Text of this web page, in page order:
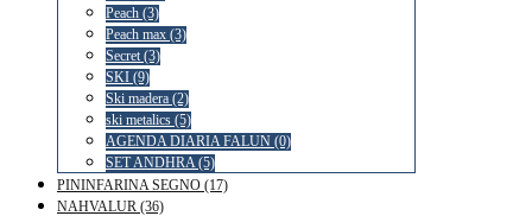
Peach (3)
Peach max (3)
Secret (3)
SKI (9)
Ski madera (2)
ski metalics (5)
AGENDA DIARIA FALUN (0)
SET ANDHRA (5)
PININFARINA SEGNO (17)
NAHVALUR (36)